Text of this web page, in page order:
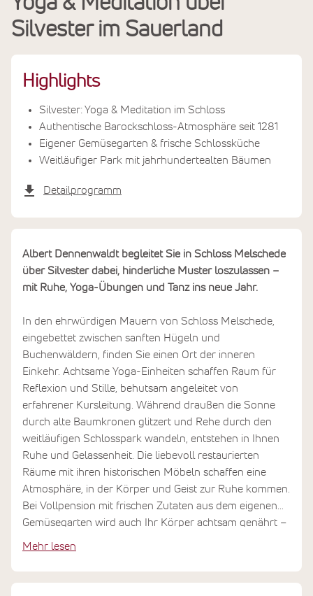
Leistungen
Silvester im Sauerland
Highlights
Silvester: Yoga & Meditation im Schloss
Authentische Barockschloss-Atmosphäre seit 1281
Eigener Gemüsegarten & frische Schlossküche
Weitläufiger Park mit jahrhundertealten Bäumen
Detailprogramm
Albert Dennenwaldt begleitet Sie in Schloss Melschede
über Silvester dabei, hinderliche Muster loszulassen –
mit Ruhe, Yoga-Übungen und Tanz ins neue Jahr.
In den ehrwürdigen Mauern von Schloss Melschede,
eingebettet zwischen sanften Hügeln und
Buchenwäldern, finden Sie einen Ort der inneren
Einkehr. Achtsame Yoga-Einheiten schaffen Raum für
Reflexion und Stille, behutsam angeleitet von
erfahrener Kursleitung. Während draußen die Sonne
durch alte Baumkronen glitzert und Rehe durch den
weitläufigen Schlosspark wandeln, entstehen in Ihnen
Ruhe und Gelassenheit. Die liebevoll restaurierten
Räume mit ihren historischen Möbeln schaffen eine
Atmosphäre, in der Körper und Geist zur Ruhe kommen.
Bei Vollpension mit frischen Zutaten aus dem eigenen
Gemüsegarten wird auch Ihr Körper achtsam genährt –
Mehr lesen